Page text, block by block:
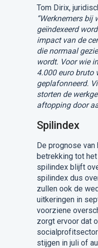
Tom Dirix,
“Werknemers
geïndexeerd
impact van de
die normaal
wordt. Voor wie
4.000 euro bruto
geplafonneerd.
storten de
aftopping door
Spilindex
De prognose van
betrekking tot
spilindex blijft
spilindex dus
zullen ook de
uitkeringen in
voorziene
zorgt ervoor dat
stijgen in juli of